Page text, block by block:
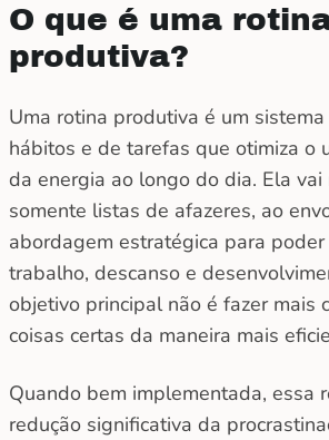
O que é uma
produtiva?
Uma rotina produtiva é um
hábitos e de tarefas que otimiza o
da energia ao longo do dia. Ela
somente listas de afazeres, ao
abordagem estratégica para
trabalho, descanso e
objetivo principal não é fazer mais
coisas certas da maneira mais
Quando bem implementada, essa
redução significativa da